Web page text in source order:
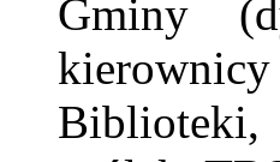
Gminy